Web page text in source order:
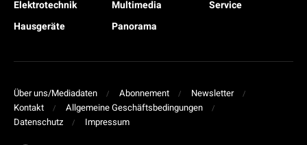
Elektrotechnik
Hausgeräte
Multimedia
Panorama
Service
Über uns/Mediadaten Abonnement
Newsletter
Kontakt
Allgemeine Geschäftsbedingungen
Datenschutz
Impressum